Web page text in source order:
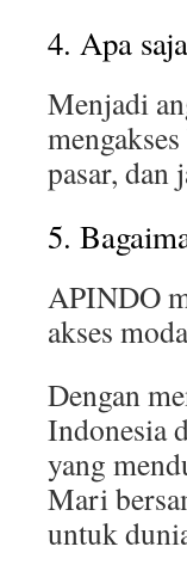
4. Apa
Menjadi
pasar, dan
5.
APINDO
akses
Dengan
Indonesia
yang
Mari
untuk